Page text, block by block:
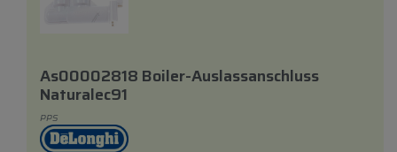
As00002818 Boiler-Auslassanschluss
Naturalec91
PPS